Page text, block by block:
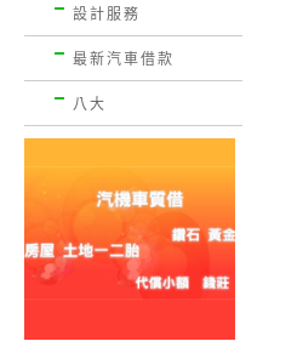
設計服務
最新汽車借款
八大